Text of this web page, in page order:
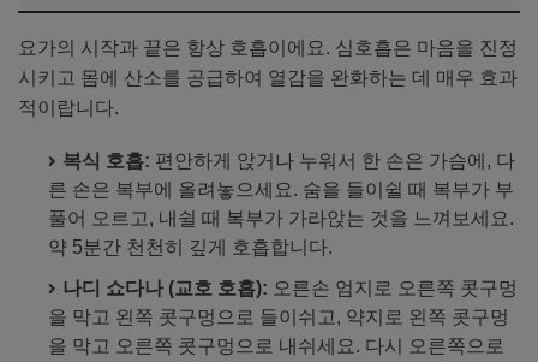
요가의 시작과 끝은 항상 호흡이에요. 심호흡은 마음을 진정
시키고 몸에 산소를 공급하여 열감을 완화하는 데 매우 효과
적이랍니다.
복식 호흡: 편안하게 앉거나 누워서 한 손은 가슴에, 다
른 손은 복부에 올려놓으세요. 숨을 들이쉴 때 복부가 부
풀어 오르고, 내쉴 때 복부가 가라앉는 것을 느껴보세요.
약 5분간 천천히 깊게 호흡합니다.
나디 쇼다나 (교호 호흡): 오른손 엄지로 오른쪽 콧구멍
을 막고 왼쪽 콧구멍으로 들이쉬고, 약지로 왼쪽 콧구멍
을 막고 오른쪽 콧구멍으로 내쉬세요. 다시 오른쪽으로